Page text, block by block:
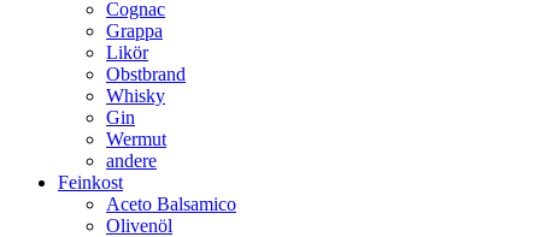
Cognac
Grappa
Likör
Obstbrand
Whisky
Gin
Wermut
andere
Feinkost
Aceto Balsamico
Olivenöl